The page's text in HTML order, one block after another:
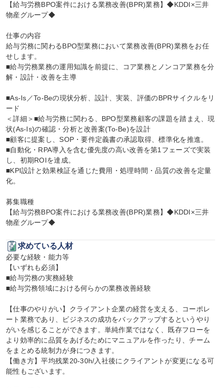
【給与労務BPO案件における業務改善(BPR)業務】◆KDDI×三井
物産グループ◆
仕事の内容
給与労務に関わるBPO型業務において業務改善(BPR)業務をお任
せします。
■給与労務業務の運用知識を前提に、コア業務とノンコア業務を分
解・設計・改善を主導
■As-Is／To-Beの現状分析、設計、実装、評価のBPRサイクルをリ
ード
＜詳細＞■給与労務に関わる、BPO型業務顧客の課題を踏まえ、現
状(As-Is)の確認・分析と改善案(To-Be)を設計
■顧客に提案し、SOP・要件定義書の承認取得、標準化を推進。
■自動化・RPA導入を含む優先度の高い改善を第1フェーズで実装
し、初期ROIを達成。
■KPI設計と効果検証を通じた費用・処理時間・品質の改善を定量
化。
募集職種
【給与労務BPO案件における業務改善(BPR)業務】◆KDDI×三井
物産グループ◆
求めている人材
必要な経験・能力等
【いずれも必須】
■給与労務の実務経験
■給与労務領域における何らかの業務改善経験
【仕事のやりがい】クライアント企業の経営を支える、コーポレ
ート業務であり、ビジネスの成功をバックアップするというやり
がいを感じることができます。単純作業ではなく、既存フローを
より効率的に品質をあげるためにマニュアルを作ったり、チーム
をまとめる統制力が身につきます。
【働き方】平均残業20-30h/入社後にクライアントが変更になる可
能性もございます。